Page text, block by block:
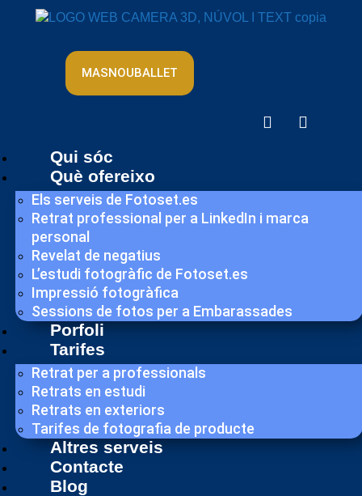
MASNOUBALLET
Qui sóc
Què ofereixo
Els serveis de Fotoset.es
Retrat professional per a LinkedIn i marca
personal
Revelat de negatius
L’estudi fotogràfic de Fotoset.es
Impressió fotogràfica
Sessions de fotos per a Embarassades
Porfoli
Tarifes
Retrat per a professionals
Retrats en estudi
Retrats en exteriors
Tarifes de fotografia de producte
Altres serveis
Contacte
Blog